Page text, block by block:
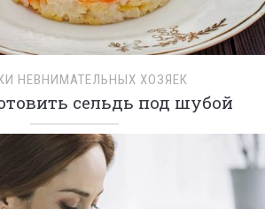
НЕВНИМАТЕЛЬНЫХ ХОЗЯЕК
сельдь под шубой